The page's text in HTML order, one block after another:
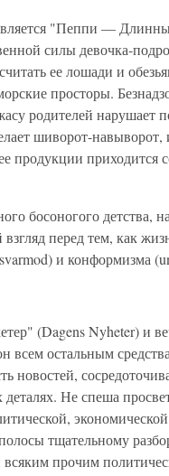
"Пеппи —
силы девочка-
ее лошади и
просторы.
родителей нарушает
шиворот-навыворот,
приходится
босоногого детства,
перед тем, как
и конформизма
(Dagens Nyheter) и
всем остальным
новостей,
Не спеша
тщательному
всяким прочим